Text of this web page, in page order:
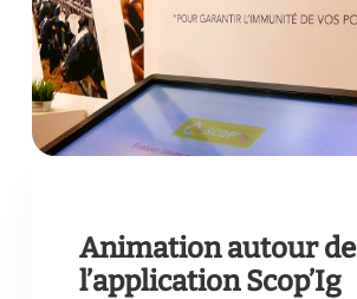
Animation autour de
l’application Scop’Ig